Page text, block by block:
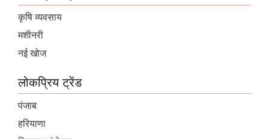
कृषि व्यवसाय
मशीनरी
नई खोज
लोकप्रिय ट्रेंड
पंजाब
हरियाणा